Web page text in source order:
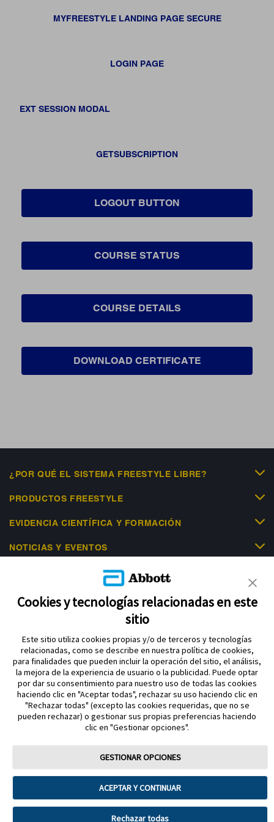
MYFREESTYLE LANDING PAGE SECURE
LOGIN PAGE
EXT SESSION MODAL
GETSUBSCRIPTION
LOGOUT BUTTON
COURSE STATUS
COURSE DETAILS
DOWNLOAD CERTIFICATE
¿POR QUÉ EL SISTEMA FREESTYLE LIBRE?
PRODUCTOS FREESTYLE
EVIDENCIA CIENTÍFICA Y FORMACIÓN
NOTICIAS Y EVENTOS
AYUDA
Política de privacidad
Aviso legal y términos y condiciones de uso Abbott
Política de cookies
Acerca de Abbott diabetes care división
FreeStyle, Libre, y las marcas relacionadas son marcas comerciales de
Abbott Material dirigido a profesional sanitario. Para mayor información lea
atentamente el Manual de Usuario. Cumple con la normativa que regula los
productos sanitarios. Los Sistemas de Monitorización de Glucosa FreeStyle
Libre deben retirarse antes de someterse a un estudio de imágenes por
resonancia magnética (RM). Imágenes para fines ilustrativos. No son
Cookies y tecnologías relacionadas en este
sitio
Este sitio utiliza cookies propias y/o de terceros y tecnologías
relacionadas, como se describe en nuestra política de cookies,
para finalidades que pueden incluir la operación del sitio, el análisis,
la mejora de la experiencia de usuario o la publicidad. Puede optar
por dar su consentimiento para nuestro uso de todas las cookies
haciendo clic en "Aceptar todas", rechazar su uso haciendo clic en
"Rechazar todas" (excepto las cookies requeridas, que no se
pueden rechazar) o gestionar sus propias preferencias haciendo
clic en "Gestionar opciones".
GESTIONAR OPCIONES
ACEPTAR Y CONTINUAR
Rechazar todas